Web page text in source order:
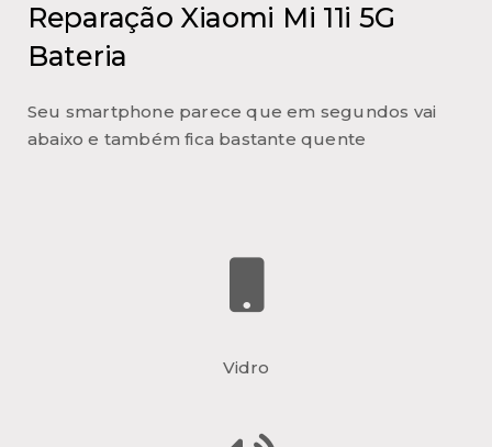
Reparação Xiaomi Mi 11i 5G
Bateria
Seu smartphone parece que em segundos vai
abaixo e também fica bastante quente
Vidro